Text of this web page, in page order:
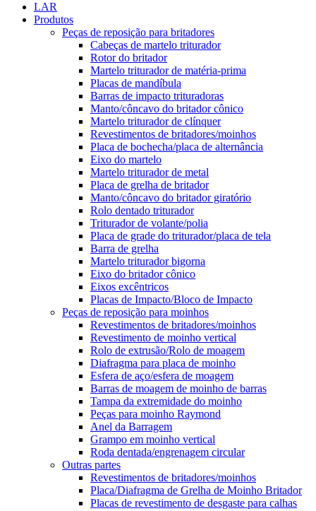
LAR
Produtos
Peças de reposição para britadores
Cabeças de martelo triturador
Rotor do britador
Martelo triturador de matéria-prima
Placas de mandíbula
Barras de impacto trituradoras
Manto/côncavo do britador cônico
Martelo triturador de clínquer
Revestimentos de britadores/moinhos
Placa de bochecha/placa de alternância
Eixo do martelo
Martelo triturador de metal
Placa de grelha de britador
Manto/côncavo do britador giratório
Rolo dentado triturador
Triturador de volante/polia
Placa de grade do triturador/placa de tela
Barra de grelha
Martelo triturador bigorna
Eixo do britador cônico
Eixos excêntricos
Placas de Impacto/Bloco de Impacto
Peças de reposição para moinhos
Revestimentos de britadores/moinhos
Revestimento de moinho vertical
Rolo de extrusão/Rolo de moagem
Diafragma para placa de moinho
Esfera de aço/esfera de moagem
Barras de moagem de moinho de barras
Tampa da extremidade do moinho
Peças para moinho Raymond
Anel da Barragem
Grampo em moinho vertical
Roda dentada/engrenagem circular
Outras partes
Revestimentos de britadores/moinhos
Placa/Diafragma de Grelha de Moinho Britador
Placas de revestimento de desgaste para calhas